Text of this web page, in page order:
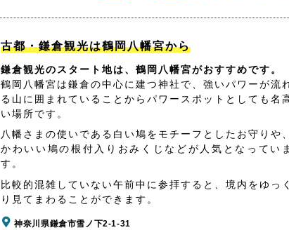
古都・鎌倉観光は鶴岡八幡宮から
鎌倉観光のスタート地は、鶴岡八幡宮がおすすめです。
鶴岡八幡宮は鎌倉の中心に建つ神社で、強いパワーが流
る山に囲まれていることからパワースポットとしても名
い場所です。
八幡さまの使いである白い鳩をモチーフとしたお守りや
かわいい鳩の根付入りおみくじなどが人気となってい
す。
比較的混雑していない午前中に参拝すると、境内をゆっ
り見てまわることができます。
神奈川県鎌倉市雪ノ下2-1-31